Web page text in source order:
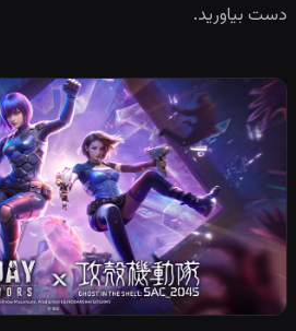
دست بیاورید.